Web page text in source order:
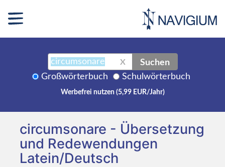
X Suchen
Großwörterbuch Schulwörterbuch
Werbefrei nutzen (5,99 EUR/Jahr)
circumsonare - Übersetzung
und Redewendungen
Latein/Deutsch